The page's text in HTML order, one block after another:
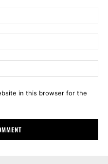
in this browser for the